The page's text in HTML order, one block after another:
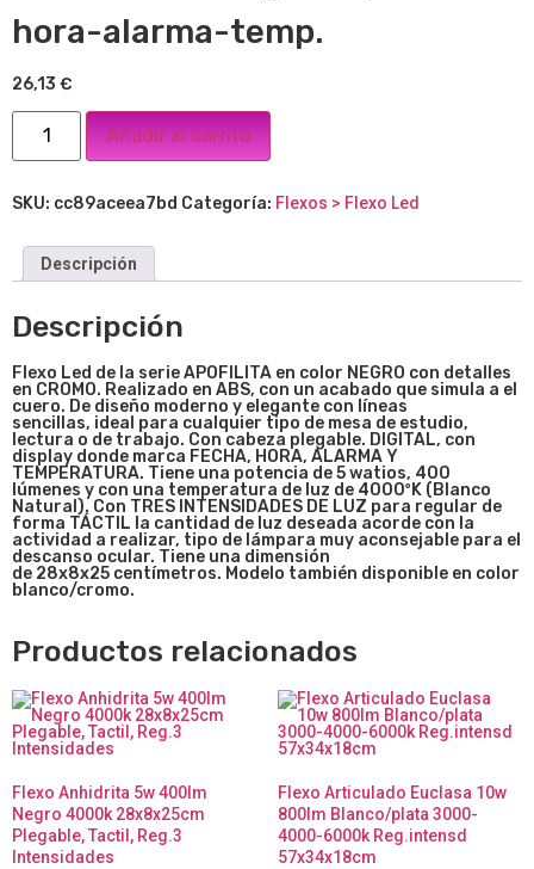
hora-alarma-temp.
26,13 €
Añadir al carrito
SKU: cc89aceea7bd Categoría: Flexos > Flexo Led
Descripción
Descripción
Flexo Led de la serie APOFILITA en color NEGRO con detalles
en CROMO. Realizado en ABS, con un acabado que simula a el
cuero. De diseño moderno y elegante con líneas
sencillas, ideal para cualquier tipo de mesa de estudio,
lectura o de trabajo. Con cabeza plegable. DIGITAL, con
display donde marca FECHA, HORA, ALARMA Y
TEMPERATURA. Tiene una potencia de 5 watios, 400
lúmenes y con una temperatura de luz de 4000ºK (Blanco
Natural). Con TRES INTENSIDADES DE LUZ para regular de
forma TÁCTIL la cantidad de luz deseada acorde con la
actividad a realizar, tipo de lámpara muy aconsejable para el
descanso ocular. Tiene una dimensión
de 28x8x25 centímetros. Modelo también disponible en color
blanco/cromo.
Productos relacionados
Flexo Anhidrita 5w 400lm
Negro 4000k 28x8x25cm
Plegable, Tactil, Reg.3
Intensidades
Flexo Articulado Euclasa 10w
800lm Blanco/plata 3000-
4000-6000k Reg.intensd
57x34x18cm